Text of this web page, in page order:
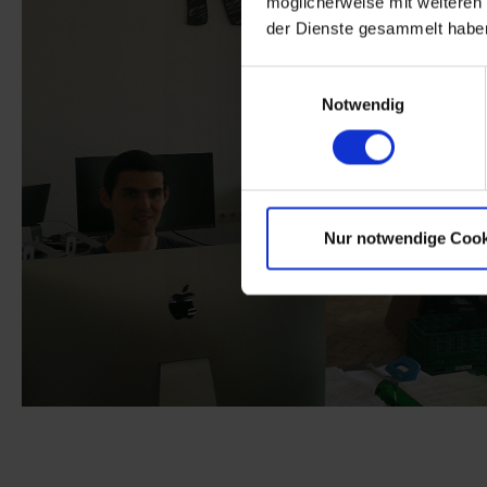
der Dienste gesammelt
Notwendig
Nur notwendige